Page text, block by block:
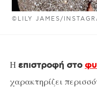
©LILY JAMES/
Η επιστροφή στο
χαρακτηρίζει